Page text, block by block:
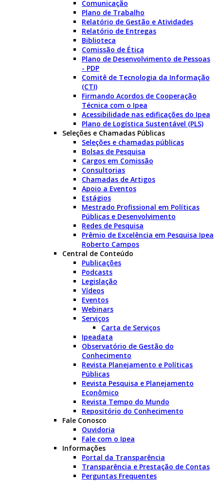
Comunicação
Plano de Trabalho
Relatório de Gestão e Atividades
Relatório de Entregas
Biblioteca
Comissão de Ética
Plano de Desenvolvimento de Pessoas
- PDP
Comitê de Tecnologia da Informação
(CTI)
Firmando Acordos de Cooperação
Técnica com o Ipea
Acessibilidade nas edificações do Ipea
Plano de Logística Sustentável (PLS)
Seleções e Chamadas Públicas
Seleções e chamadas públicas
Bolsas de Pesquisa
Cargos em Comissão
Consultorias
Chamadas de Artigos
Apoio a Eventos
Estágios
Mestrado Profissional em Políticas
Públicas e Desenvolvimento
Redes de Pesquisa
Prêmio de Excelência em Pesquisa Ipea
Roberto Campos
Central de Conteúdo
Publicações
Podcasts
Legislação
Vídeos
Eventos
Webinars
Serviços
Carta de Serviços
Ipeadata
Observatório de Gestão do
Conhecimento
Revista Planejamento e Políticas
Públicas
Revista Pesquisa e Planejamento
Econômico
Revista Tempo do Mundo
Repositório do Conhecimento
Fale Conosco
Ouvidoria
Fale com o Ipea
Informações
Portal da Transparência
Transparência e Prestação de Contas
Perguntas Frequentes